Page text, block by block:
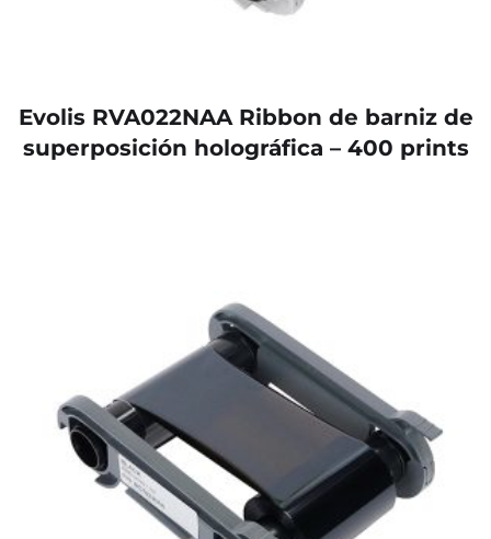
Evolis RVA022NAA Ribbon de barniz de
superposición holográfica – 400 prints